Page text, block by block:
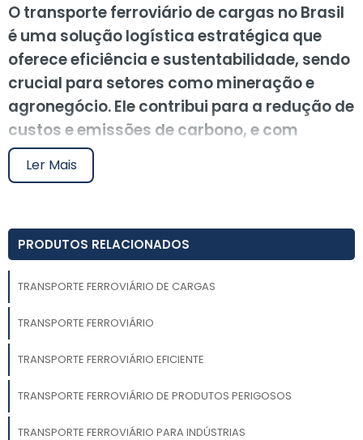
O transporte ferroviário de cargas no Brasil
é uma solução logística estratégica que
oferece eficiência e sustentabilidade, sendo
crucial para setores como mineração e
agronegócio. Ele contribui para a redução de
custos e emissões de carbono, e com
investimentos em infraestrutura e
tecnologia, seu futuro é promissor,
empresas que buscam otimizar suas
operações e aumentar a competitividade.
O transporte ferroviário de cargas tem se destacado
como uma solução eficiente e econômica para
empresas que buscam otimizar sua logística. Com a
crescente demanda por transporte sustentável e de
baixo custo, o setor ferroviário se consolida como
uma escolha estratégica para movimentar grandes
volumes de mercadorias. Conheça as vantagens e o
impacto dessa modalidade no cenário logístico atual.
Ler Mais
PRODUTOS RELACIONADOS
TRANSPORTE FERROVIÁRIO DE CARGAS
TRANSPORTE FERROVIÁRIO
TRANSPORTE FERROVIÁRIO EFICIENTE
TRANSPORTE FERROVIÁRIO DE PRODUTOS PERIGOSOS
TRANSPORTE FERROVIÁRIO PARA INDÚSTRIAS